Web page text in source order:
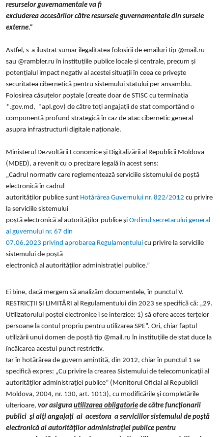
resurselor guvernamentale va fi
excluderea accesărilor către resursele guvernamentale din sursele
externe.”
Astfel, s-a ilustrat sumar ilegalitatea folosirii de emailuri tip @mail.ru
sau @rambler.ru în instituțiile publice locale și centrale, precum și
potențialul impact negativ al acestei situații în ceea ce privește
securitatea cibernetică pentru sistemului statului per ansamblu.
Folosirea căsuțelor poștale (create doar de STISC cu terminația
*.gov.md, *apl.gov) de către toți angajații de stat comportând o
componentă profund strategică în caz de atac cibernetic general
asupra infrastructurii digitale naționale.
Ministerul Dezvoltării Economice și Digitalizării al Republicii Moldova
(MDED), a revenit cu o precizare legală în acest sens:
„Cadrul normativ care reglementează serviciile sistemului de poștă
electronică în cadrul
autorităților publice sunt Hotărârea Guvernului nr. 822/2012 cu privire
la serviciile sistemului
poștă electronică al autorităților publice șiOrdinul secretarului general
al guvernului nr. 67 din
07.06.2023 privind aprobarea Regulamentuluicu privire la serviciile
sistemului de poștă
electronică al autorităților administrației publice.”
Ei bine, dacă mergem să analizăm documentele, în punctul V.
RESTRICȚII ȘI LIMITĂRI al Regulamentului din 2023 se specifică că: „29.
Utilizatorului poștei electronice i se interzice: 1) să ofere acces terțelor
persoane la contul propriu pentru utilizarea SPE”. Ori, chiar faptul
utilizării unui domen de poștă tip @mail.ru în instituțiile de stat duce la
încălcarea acestui punct restrictiv.
Iar în hotărârea de guvern amintită, din 2012, chiar în punctul 1 se
specifică expres: „Cu privire la crearea Sistemului de telecomunicaţii al
autorităţilor administraţiei publice” (Monitorul Oficial al Republicii
Moldova, 2004, nr. 130, art. 1013), cu modificările şi completările
ulterioare, vor asigurautilizarea obligatoriede către funcţionarii
publici şi alţi angajaţi ai acestora a serviciilor sistemului de poştă
electronică al autorităţilor administraţiei publice pentru